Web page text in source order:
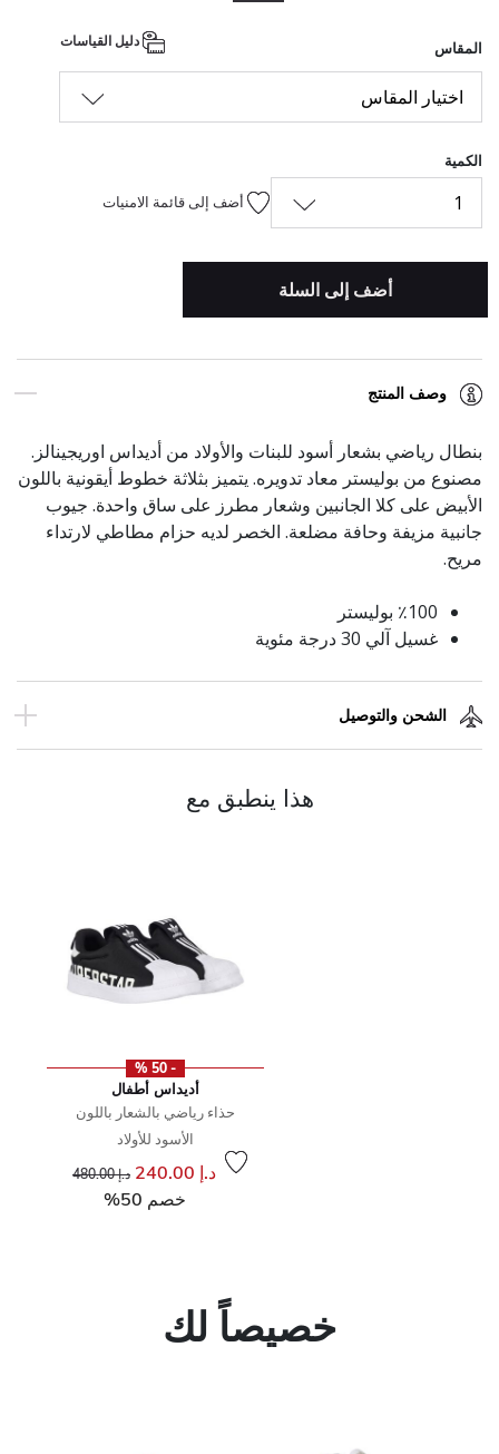
المقاس
اختيار المقاس
الكمية
1 أضف إلى قائمة الامنيات
أضف إلى السلة
وصف المنتج
بنطال رياضي بشعار أسود للبنات والأولاد من أديداس اوريجينالز.
مصنوع من بوليستر معاد تدويره. يتميز بثلاثة خطوط أيقونية باللون
الأبيض على كلا الجانبين وشعار مطرز على ساق واحدة. جيوب
جانبية مزيفة وحافة مضلعة. الخصر لديه حزام مطاطي لارتداء
مريح.
٪100 بوليستر
غسيل آلي 30 درجة مئوية
الشحن والتوصيل
هذا ينطبق مع
- 50 %
أديداس أطفال
حذاء رياضي بالشعار باللون
الأسود للأولاد
د.إ 240.00 سعر مخفض مند.إ 480.00
خصم 50%
خصيصاً لك